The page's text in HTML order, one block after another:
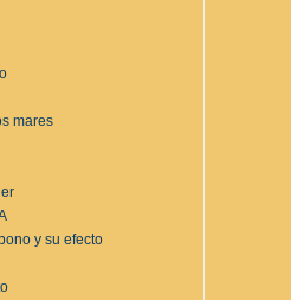
mares
y su efecto